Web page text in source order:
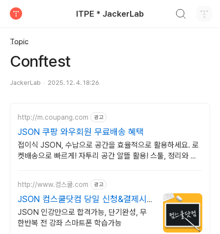
ITPE * JackerLab
Topic
Conftest
JackerLab 2025. 12. 4. 18:26
http://m.coupang.com 광고
JSON 쿠팡 와우회원 무료배송 혜택
접이식 JSON, 수납으로 공간을 효율적으로 활용하세요. 로
켓배송으로 빠르게! 자투리 공간 알뜰 활용! 스툴, 정리와 인
http://www.컴스쿨.com 광고
JSON 컴스쿨닷컴 당일 신청&결제시
기프티콘!
JSON 인강만으로 합격가능, 단기완성, 무
한반복 전 강좌 스마트폰 학습가능